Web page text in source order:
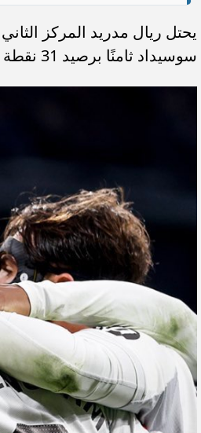
سوسيداد ثامنًا برصيد 31 نقطة من العدد نفسه من اللقاءات.